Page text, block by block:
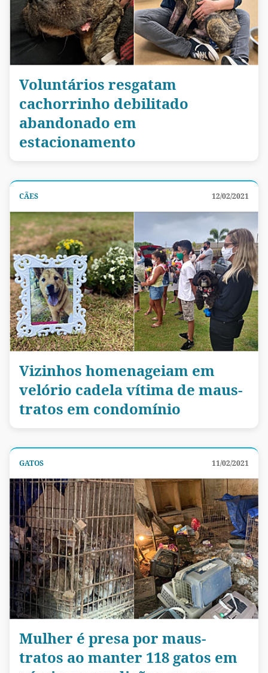
Voluntários resgatam
cachorrinho debilitado
abandonado em
estacionamento
CÃES 12/02/2021
Vizinhos homenageiam em
velório cadela vítima de maus-
tratos em condomínio
GATOS 11/02/2021
Mulher é presa por maus-
tratos ao manter 118 gatos em